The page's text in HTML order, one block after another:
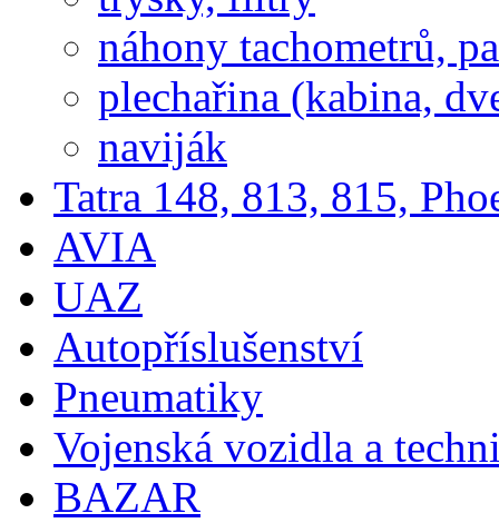
náhony tachometrů,
plechařina (kabina,
naviják
Tatra 148, 813, 815,
AVIA
UAZ
Autopříslušenství
Pneumatiky
Vojenská vozidla a
BAZAR